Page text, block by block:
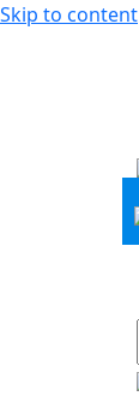
Skip to content